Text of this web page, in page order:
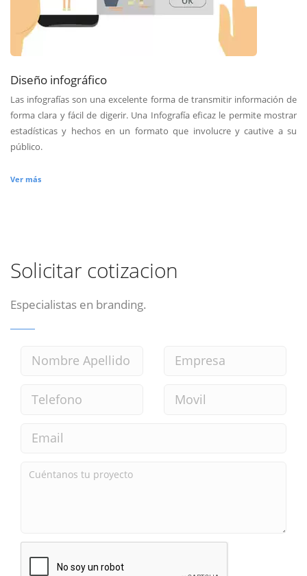
Diseño infográfico
Las infografías son una excelente forma de transmitir información de
forma clara y fácil de digerir. Una Infografía eficaz le permite mostrar
estadísticas y hechos en un formato que involucre y cautive a su
público.
Ver más
Solicitar cotizacion
Especialistas en branding.